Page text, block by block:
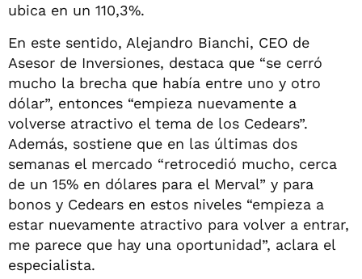
ubica en un 110,3%.
En este sentido, Alejandro Bianchi, CEO de
Asesor de Inversiones, destaca que “se cerró
mucho la brecha que había entre uno y otro
dólar”, entonces “empieza nuevamente a
volverse atractivo el tema de los Cedears”.
Además, sostiene que en las últimas dos
semanas el mercado “retrocedió mucho, cerca
de un 15% en dólares para el Merval” y para
bonos y Cedears en estos niveles “empieza a
estar nuevamente atractivo para volver a entrar,
me parece que hay una oportunidad”, aclara el
especialista.